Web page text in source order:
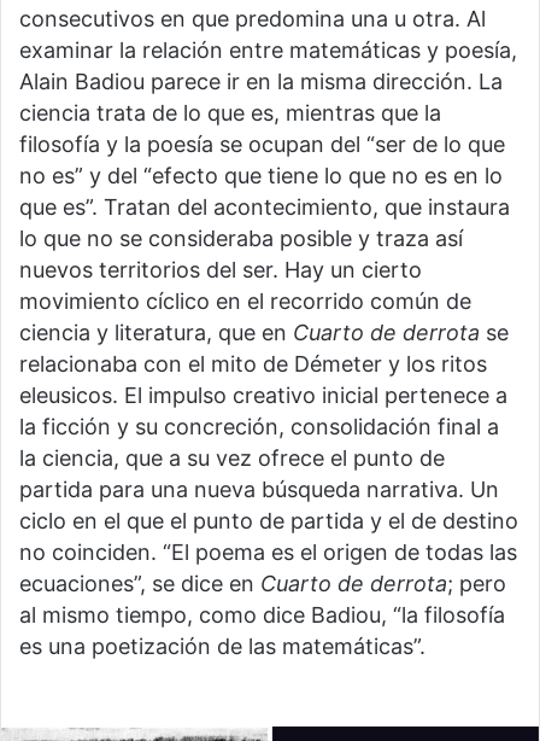
consecutivos en que predomina una u otra. Al
examinar la relación entre matemáticas y poesía,
Alain Badiou parece ir en la misma dirección. La
ciencia trata de lo que es, mientras que la
filosofía y la poesía se ocupan del “ser de lo que
no es” y del “efecto que tiene lo que no es en lo
que es”. Tratan del acontecimiento, que instaura
lo que no se consideraba posible y traza así
nuevos territorios del ser. Hay un cierto
movimiento cíclico en el recorrido común de
ciencia y literatura, que en Cuarto de derrota se
relacionaba con el mito de Démeter y los ritos
eleusicos. El impulso creativo inicial pertenece a
la ficción y su concreción, consolidación final a
la ciencia, que a su vez ofrece el punto de
partida para una nueva búsqueda narrativa. Un
ciclo en el que el punto de partida y el de destino
no coinciden. “El poema es el origen de todas las
ecuaciones”, se dice en Cuarto de derrota; pero
al mismo tiempo, como dice Badiou, “la filosofía
es una poetización de las matemáticas”.